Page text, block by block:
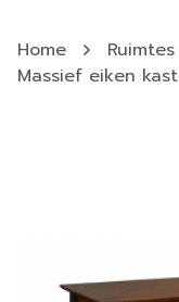
Home Ruimtes
Massief eiken kast